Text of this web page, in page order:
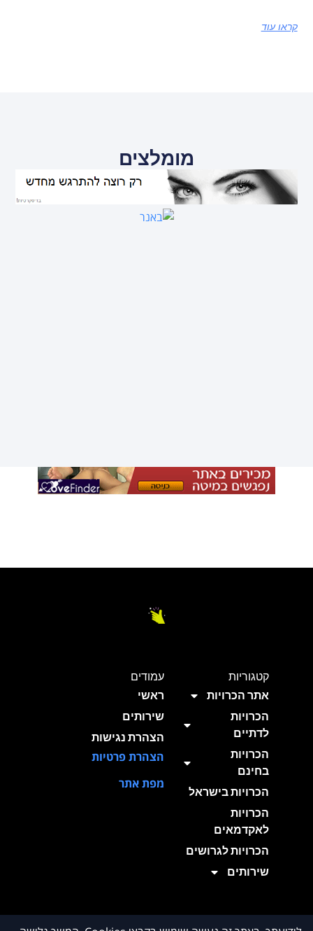
קראו עוד
מומלצים
קטגוריות
אתר הכרויות
הכרויות
לדתיים
הכרויות
בחינם
הכרויות בישראל
הכרויות
לאקדמאים
הכרויות לגרושים
שירותים
עמודים
ראשי
שירותים
הצהרת נגישות
הצהרת פרטיות
מפת אתר